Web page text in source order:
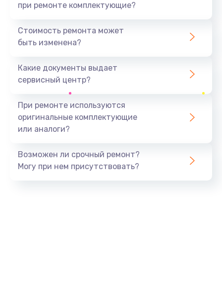
при ремонте комплектующие?
Стоимость ремонта может
быть изменена?
Какие документы выдает
сервисный центр?
При ремонте используются
оригинальные комплектующие
или аналоги?
Возможен ли срочный ремонт?
Могу при нем присутствовать?